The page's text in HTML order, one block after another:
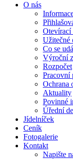
O nás
Otevírací
Užitečné
Co se
Výroční
Rozpočet
Pracovní
Ochrana
Aktuality
Povinné
Úřední
Jídelníček
Ceník
Fotogalerie
Kontakt
Napište